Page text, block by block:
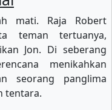
mati. Raja Robert
teman tertuanya,
Jon. Di seberang
menikahkan
seorang panglima
tentara.